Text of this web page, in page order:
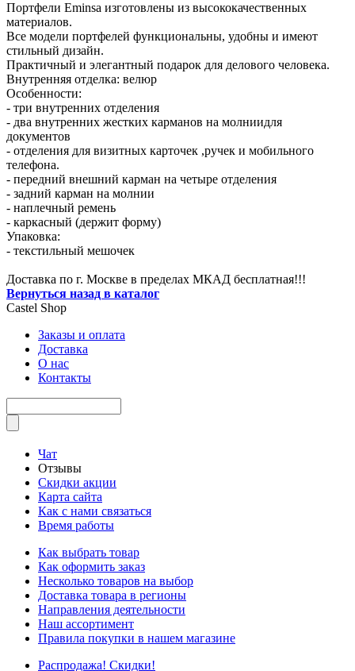
Портфели Eminsa изготовлены из высококачественных
материалов.
Все модели портфелей функциональны, удобны и имеют
стильный дизайн.
Практичный и элегантный подарок для делового человека.
Внутренняя отделка: велюр
Особенности:
- три внутренних отделения
- два внутренних жестких карманов на молниидля
документов
- отделения для визитных карточек ,ручек и мобильного
телефона.
- передний внешний карман на четыре отделения
- задний карман на молнии
- наплечный ремень
- каркасный (держит форму)
Упаковка:
- текстильный мешочек
Доставка по г. Москве в пределах МКАД бесплатная!!!
Вернуться назад в каталог
Castel Shop
Заказы и оплата
Доставка
О нас
Контакты
Чат
Отзывы
Скидки акции
Карта сайта
Как с нами связаться
Время работы
Как выбрать товар
Как оформить заказ
Несколько товаров на выбор
Доставка товара в регионы
Направления деятельности
Наш ассортимент
Правила покупки в нашем магазине
Распродажа! Скидки!